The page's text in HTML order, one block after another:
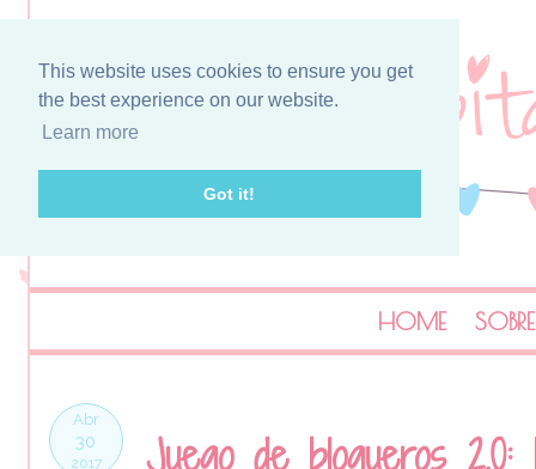
This website uses cookies to ensure you get
the best experience on our website.
Learn more
Got it!
HOME
Abr
30
2017 Juego de blogueros 2.0: